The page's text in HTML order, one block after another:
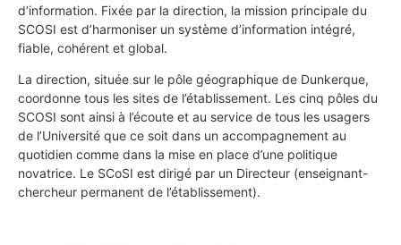
d’information. Fixée par la direction, la mission principale du
SCOSI est d’harmoniser un système d’information intégré,
fiable, cohérent et global.
La direction, située sur le pôle géographique de Dunkerque,
coordonne tous les sites de l’établissement. Les cinq pôles du
SCOSI sont ainsi à l’écoute et au service de tous les usagers
de l’Université que ce soit dans un accompagnement au
quotidien comme dans la mise en place d’une politique
novatrice. Le SCoSI est dirigé par un Directeur (enseignant-
chercheur permanent de l’établissement).